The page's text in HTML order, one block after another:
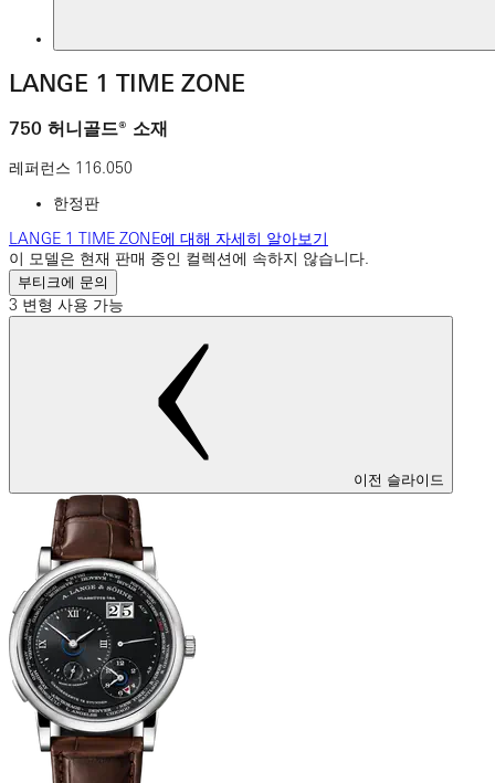
LANGE 1 TIME ZONE
750 허니골드® 소재
레퍼런스 116.050
한정판
LANGE 1 TIME ZONE에 대해 자세히 알아보기
이 모델은 현재 판매 중인 컬렉션에 속하지 않습니다.
부티크에 문의
3 변형 사용 가능
이전 슬라이드